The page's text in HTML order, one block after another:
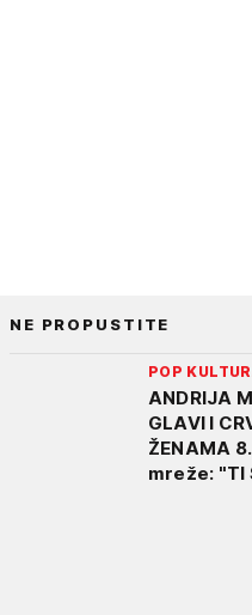
NE PROPUSTITE
POP
ANDRIJA
GLAVI I
ŽENAMA
mreže: "TI